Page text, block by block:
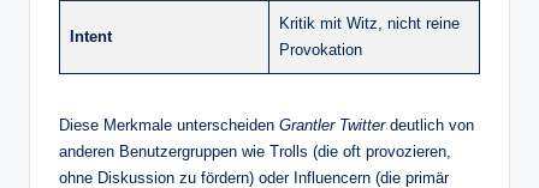
Intent
Kritik mit Witz, nicht reine
Provokation
Diese Merkmale unterscheiden Grantler Twitterdeutlich von
anderen Benutzergruppen wie Trolls (die oft provozieren,
ohne Diskussion zu fördern) oder Influencern (die primär